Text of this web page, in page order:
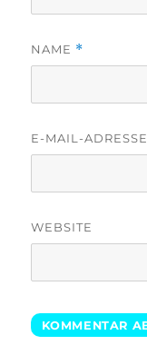
NAME *
E-MAIL-ADRESSE
WEBSITE